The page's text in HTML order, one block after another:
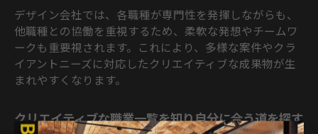
デザイン会社では、各職種が専門性を発揮しながらも、
他職種との協働を重視するため、柔軟な発想やチームワ
ークも重要視されます。これにより、多様な案件やクラ
イアントニーズに対応したクリエイティブな成果物が生
まれやすくなります。
クリエイティブな職業一覧を知り自分に合う道を探す